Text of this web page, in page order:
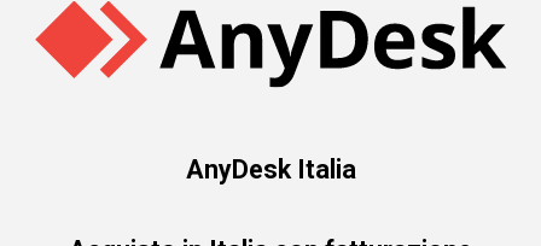
AnyDesk Italia